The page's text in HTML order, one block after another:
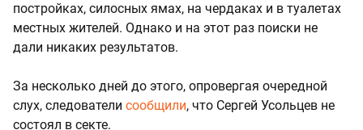
постройках, силосных ямах, на чердаках и в туалетах
местных жителей. Однако и на этот раз поиски не
дали никаких результатов.
За несколько дней до этого, опровергая очередной
слух, следователи сообщили, что Сергей Усольцев не
состоял в секте.